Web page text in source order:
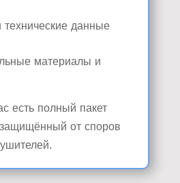
технические данные
материалы и
есть полный пакет
защищённый от споров